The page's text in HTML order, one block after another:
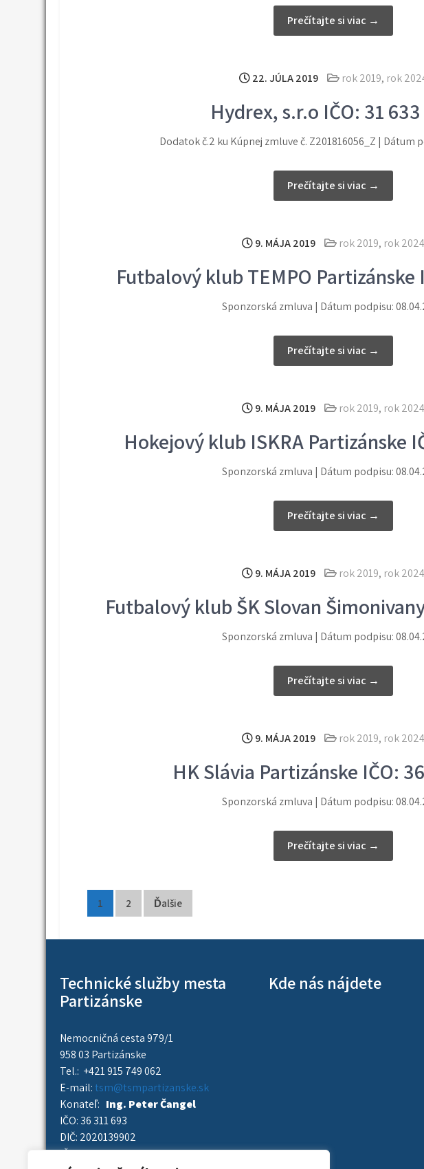
Prečítajte si viac →
22. JÚLA 2019 rok 2019, rok
Hydrex, s.r.o IČO: 31
Dodatok č.2 ku Kúpnej zmluve č. Z201816056_Z | Dátum
Prečítajte si viac →
9. MÁJA 2019 rok 2019, rok 2024
Futbalový klub TEMPO Partizánske
Sponzorská zmluva | Dátum podpisu:
Prečítajte si viac →
9. MÁJA 2019 rok 2019, rok 2024
Hokejový klub ISKRA Partizánske
Sponzorská zmluva | Dátum podpisu:
Prečítajte si viac →
9. MÁJA 2019 rok 2019, rok 2024
Futbalový klub ŠK Slovan
Sponzorská zmluva | Dátum podpisu:
Prečítajte si viac →
9. MÁJA 2019 rok 2019, rok 2024
HK Slávia Partizánske IČO:
Sponzorská zmluva | Dátum podpisu:
Prečítajte si viac →
Navigácia
v
1 2 Ďalšie
Technické služby mesta
Partizánske
Nemocničná cesta 979/1
958 03 Partizánske
Tel.: +421 915 749 062
E-mail:tsm@tsmpartizanske.sk
Konateľ: Ing. Peter Čangel
IČO: 36 311 693
DIČ: 2020139902
IČ DPH: SK2020139902
Kde nás nájdete